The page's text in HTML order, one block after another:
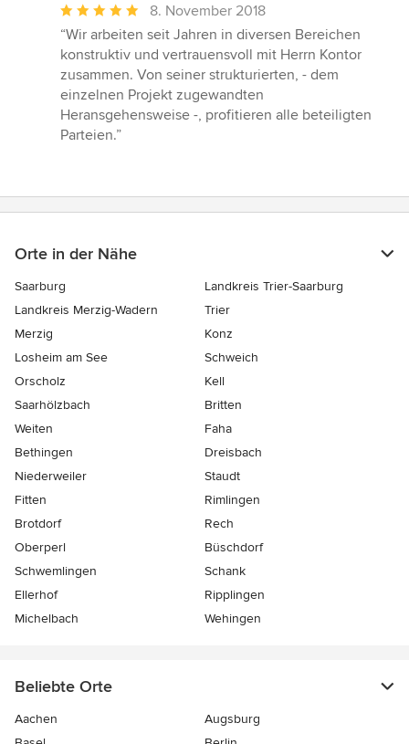
Durchschnittliche
Bewertung:
5
von
5
Sternen
8. November 2018
“Wir arbeiten seit Jahren in diversen Bereichen
konstruktiv und vertrauensvoll mit Herrn Kontor
zusammen. Von seiner strukturierten, - dem
einzelnen Projekt zugewandten
Heransgehensweise -, profitieren alle beteiligten
Parteien.”
Orte in der Nähe
Saarburg
Landkreis Trier-Saarburg
Landkreis Merzig-Wadern
Trier
Merzig
Konz
Losheim am See
Schweich
Orscholz
Kell
Saarhölzbach
Britten
Weiten
Faha
Bethingen
Dreisbach
Niederweiler
Staudt
Fitten
Rimlingen
Brotdorf
Rech
Oberperl
Büschdorf
Schwemlingen
Schank
Ellerhof
Ripplingen
Michelbach
Wehingen
Beliebte Orte
Aachen
Augsburg